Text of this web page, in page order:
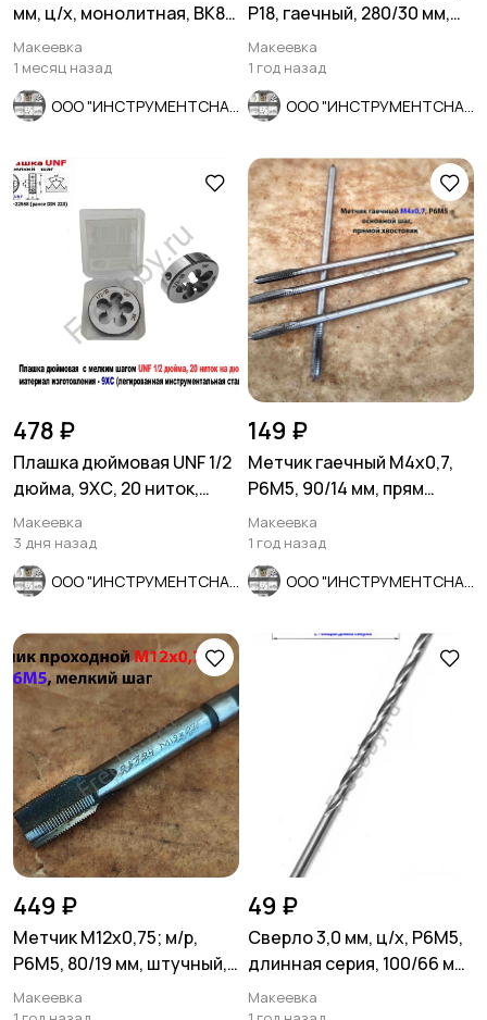
мм, ц/х, монолитная, ВК8,
Z3, 50/25 мм, СССР
Макеевка
1 месяц назад
Р18, гаечный, 280/30 мм,
мелкий шаг, СССР.
Макеевка
1 год назад
478 ₽
Плашка дюймовая UNF 1/2
дюйма, 9ХС, 20 ниток,
мелкий шаг, 38/10 мм.
Макеевка
3 дня назад
149 ₽
Метчик гаечный М4х0,7,
Р6М5, 90/14 мм, прям
хвост, основной шаг,
СССР.
Макеевка
1 год назад
449 ₽
Метчик М12х0,75; м/р,
Р6М5, 80/19 мм, штучный,
мелкий шаг, шлифов.
Макеевка
49 ₽
Сверло 3,0 мм, ц/х, Р6М5,
длинная серия, 100/66 мм,
А1, СССР.
Макеевка